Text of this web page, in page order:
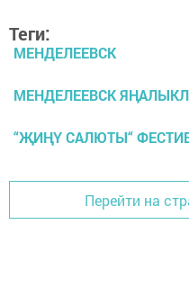
Теги:
МЕНДЕЛЕЕВСК
МЕНДЕЛЕЕВСК
“ҖИҢҮ САЛЮТЫ“
Перейти на